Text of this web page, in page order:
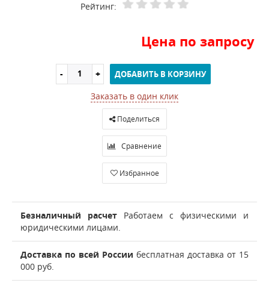
Рейтинг:
Цена по запросу
ДОБАВИТЬ В КОРЗИНУ
Заказать в один клик
Поделиться
Сравнение
Избранное
Безналичный расчет Работаем с физическими и
юридическими лицами.
Доставка по всей России бесплатная доставка от 15
000 руб.